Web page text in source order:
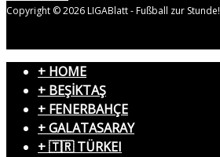
Copyright © 2026 LIGABlatt - Fußball zur Stunde!
+ HOME
+ BEŞİKTAŞ
+ FENERBAHÇE
+ GALATASARAY
+ 🇹🇷 TÜRKEI